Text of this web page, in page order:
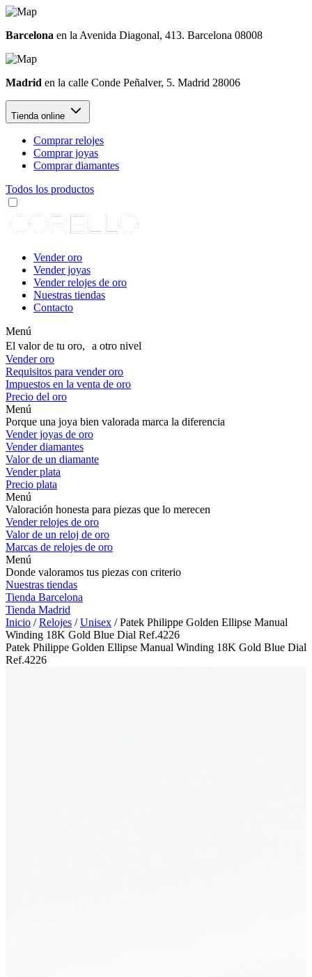
Barcelona en la Avenida Diagonal, 413. Barcelona 08008
Madrid en la calle Conde Peñalver, 5. Madrid 28006
Tienda online
Comprar relojes
Comprar joyas
Comprar diamantes
Todos los productos
Vender oro
Vender joyas
Vender relojes de oro
Nuestras tiendas
Contacto
Menú
El valor de tu oro, a otro nivel
Vender oro
Requisitos para vender oro
Impuestos en la venta de oro
Precio del oro
Menú
Porque una joya bien valorada marca la diferencia
Vender joyas de oro
Vender diamantes
Valor de un diamante
Vender plata
Precio plata
Menú
Valoración honesta para piezas que lo merecen
Vender relojes de oro
Valor de un reloj de oro
Marcas de relojes de oro
Menú
Donde valoramos tus piezas con criterio
Nuestras tiendas
Tienda Barcelona
Tienda Madrid
Inicio /Relojes /Unisex / Patek Philippe Golden Ellipse Manual
Winding 18K Gold Blue Dial Ref.4226
Patek Philippe Golden Ellipse Manual Winding 18K Gold Blue Dial
Ref.4226